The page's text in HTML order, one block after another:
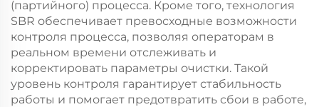
(партийного) процесса. Кроме того, технология
SBR обеспечивает превосходные возможности
контроля процесса, позволяя операторам в
реальном времени отслеживать и
корректировать параметры очистки. Такой
уровень контроля гарантирует стабильность
работы и помогает предотвратить сбои в работе,